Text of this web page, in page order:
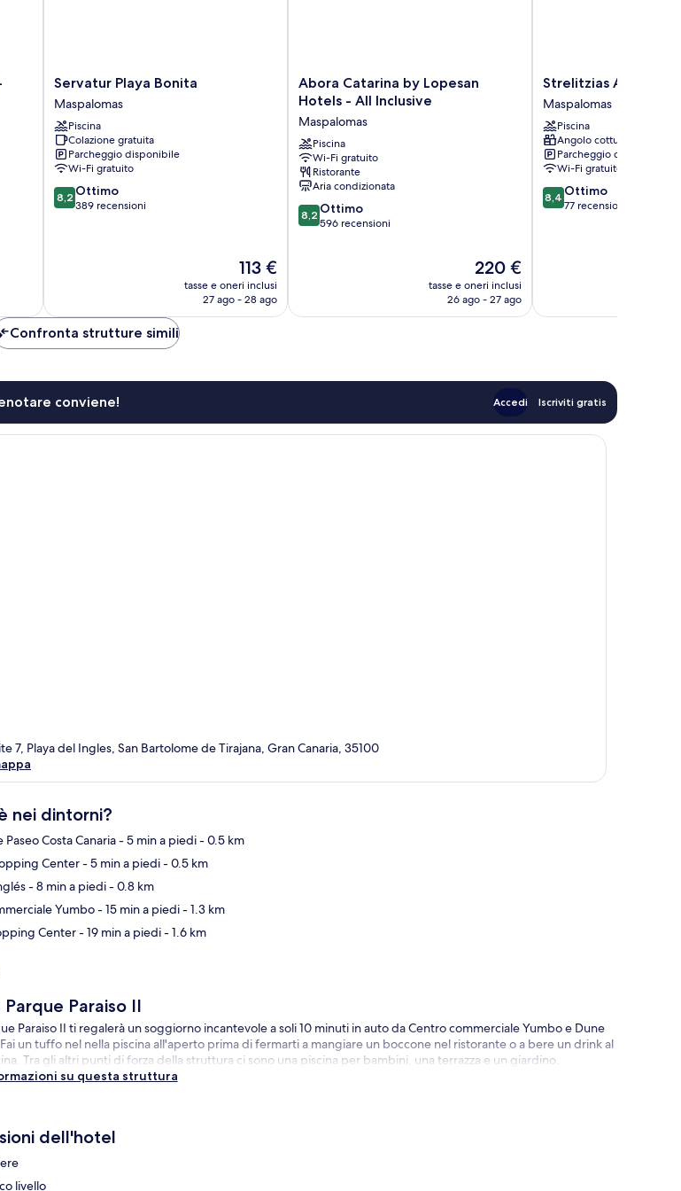
Servatur
Playa
Bonita
Maspalomas
Servatur Playa Bonita
Maspalomas
Piscina
Colazione gratuita
Parcheggio disponibile
Wi-Fi gratuito
8.2
su
8,2 Ottimo
389 recensioni
Il
prezzo
attuale
113 €
tasse e oneri inclusi
27 ago - 28 ago
Abora
Catarina
Lopesan
Hotels
-
All
Inclusive
Maspalomas
Abora Catarina by Lopesan
Hotels - All Inclusive
Maspalomas
Piscina
Wi-Fi gratuito
Ristorante
Aria condizionata
8.2
su
8,2 Ottimo
596 recensioni
Il
prezzo
attuale
220 €
tasse e oneri inclusi
26 ago - 27 ago
Strelitzias
Apartments
Maspalomas
Strelitzias
Maspalomas
Piscina
Angolo cottura
Parcheggio disponibile
Wi-Fi gratuito
8.4
su
8,4 Ottimo
77 recensioni
Confronta strutture simili
conviene! Accedi Iscriviti gratis
7, Playa del Ingles, San Bartolome de Tirajana, Gran Canaria, 35100
nei dintorni?
Paseo Costa Canaria- 5 min a piedi- 0.5 km
Center- 5 min a piedi- 0.5 km
- 8 min a piedi- 0.8 km
Yumbo- 15 min a piedi- 1.3 km
Center- 19 min a piedi- 1.6 km
Paraiso II
Paraiso II ti regalerà un soggiorno incantevole a soli 10 minuti in auto da Centro commerciale Yumbo e Dune
un tuffo nel nella piscina all'aperto prima di fermarti a mangiare un boccone nel ristorante o a bere un drink al
Tra gli altri punti di forza della struttura ci sono una piscina per bambini, una terrazza e un giardino.
su questa struttura
dell'hotel
livello